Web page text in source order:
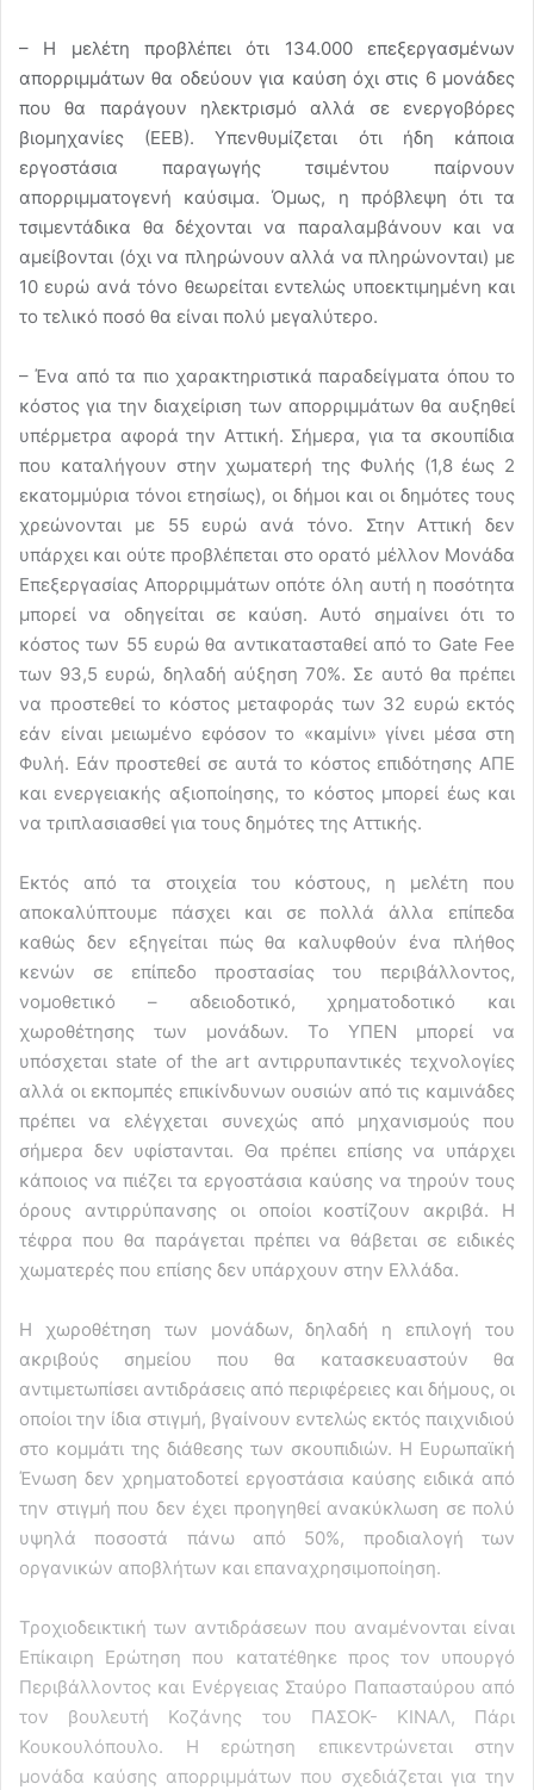
– Η μελέτη προβλέπει ότι 134.000 επεξεργασμένων
απορριμμάτων θα οδεύουν για καύση όχι στις 6 μονάδες
που θα παράγουν ηλεκτρισμό αλλά σε ενεργοβόρες
βιομηχανίες (ΕΕΒ). Υπενθυμίζεται ότι ήδη κάποια
εργοστάσια παραγωγής τσιμέντου παίρνουν
απορριμματογενή καύσιμα. Όμως, η πρόβλεψη ότι τα
τσιμεντάδικα θα δέχονται να παραλαμβάνουν και να
αμείβονται (όχι να πληρώνουν αλλά να πληρώνονται) με
10 ευρώ ανά τόνο θεωρείται εντελώς υποεκτιμημένη και
το τελικό ποσό θα είναι πολύ μεγαλύτερο.
– Ένα από τα πιο χαρακτηριστικά παραδείγματα όπου το
κόστος για την διαχείριση των απορριμμάτων θα αυξηθεί
υπέρμετρα αφορά την Αττική. Σήμερα, για τα σκουπίδια
που καταλήγουν στην χωματερή της Φυλής (1,8 έως 2
εκατομμύρια τόνοι ετησίως), οι δήμοι και οι δημότες τους
χρεώνονται με 55 ευρώ ανά τόνο. Στην Αττική δεν
υπάρχει και ούτε προβλέπεται στο ορατό μέλλον Μονάδα
Επεξεργασίας Απορριμμάτων οπότε όλη αυτή η ποσότητα
μπορεί να οδηγείται σε καύση. Αυτό σημαίνει ότι το
κόστος των 55 ευρώ θα αντικατασταθεί από το Gate Fee
των 93,5 ευρώ, δηλαδή αύξηση 70%. Σε αυτό θα πρέπει
να προστεθεί το κόστος μεταφοράς των 32 ευρώ εκτός
εάν είναι μειωμένο εφόσον το «καμίνι» γίνει μέσα στη
Φυλή. Εάν προστεθεί σε αυτά το κόστος επιδότησης ΑΠΕ
και ενεργειακής αξιοποίησης, το κόστος μπορεί έως και
να τριπλασιασθεί για τους δημότες της Αττικής.
Εκτός από τα στοιχεία του κόστους, η μελέτη που
αποκαλύπτουμε πάσχει και σε πολλά άλλα επίπεδα
καθώς δεν εξηγείται πώς θα καλυφθούν ένα πλήθος
κενών σε επίπεδο προστασίας του περιβάλλοντος,
νομοθετικό – αδειοδοτικό, χρηματοδοτικό και
χωροθέτησης των μονάδων. Το ΥΠΕΝ μπορεί να
υπόσχεται state of the art αντιρρυπαντικές τεχνολογίες
αλλά οι εκπομπές επικίνδυνων ουσιών από τις καμινάδες
πρέπει να ελέγχεται συνεχώς από μηχανισμούς που
σήμερα δεν υφίστανται. Θα πρέπει επίσης να υπάρχει
κάποιος να πιέζει τα εργοστάσια καύσης να τηρούν τους
όρους αντιρρύπανσης οι οποίοι κοστίζουν ακριβά. Η
τέφρα που θα παράγεται πρέπει να θάβεται σε ειδικές
χωματερές που επίσης δεν υπάρχουν στην Ελλάδα.
Η χωροθέτηση των μονάδων, δηλαδή η επιλογή του
ακριβούς σημείου που θα κατασκευαστούν θα
αντιμετωπίσει αντιδράσεις από περιφέρειες και δήμους, οι
οποίοι την ίδια στιγμή, βγαίνουν εντελώς εκτός παιχνιδιού
στο κομμάτι της διάθεσης των σκουπιδιών. Η Ευρωπαϊκή
Ένωση δεν χρηματοδοτεί εργοστάσια καύσης ειδικά από
την στιγμή που δεν έχει προηγηθεί ανακύκλωση σε πολύ
υψηλά ποσοστά πάνω από 50%, προδιαλογή των
οργανικών αποβλήτων και επαναχρησιμοποίηση.
Τροχιοδεικτική των αντιδράσεων που αναμένονται είναι
Επίκαιρη Ερώτηση που κατατέθηκε προς τον υπουργό
Περιβάλλοντος και Ενέργειας Σταύρο Παπασταύρου από
τον βουλευτή Κοζάνης του ΠΑΣΟΚ- ΚΙΝΑΛ, Πάρι
Κουκουλόπουλο. Η ερώτηση επικεντρώνεται στην
μονάδα καύσης απορριμμάτων που σχεδιάζεται για την